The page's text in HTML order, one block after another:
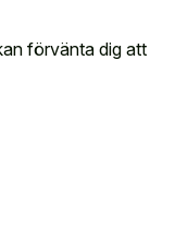
förvänta dig att